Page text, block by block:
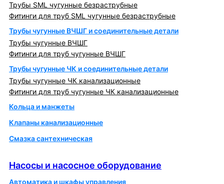
Трубы SML чугунные безраструбные
Фитинги для труб SML чугунные безраструбные
Трубы чугунные ВЧШГ и соединительные детали
Трубы чугунные ВЧШГ
Фитинги для труб чугунные ВЧШГ
Трубы чугунные ЧК и соединительные детали
Трубы чугунные ЧК канализационные
Фитинги для труб чугунные ЧК канализационные
Кольца и манжеты
Клапаны канализационные
Смазка сантехническая
Насосы и насосное оборудование
Автоматика и шкафы управления